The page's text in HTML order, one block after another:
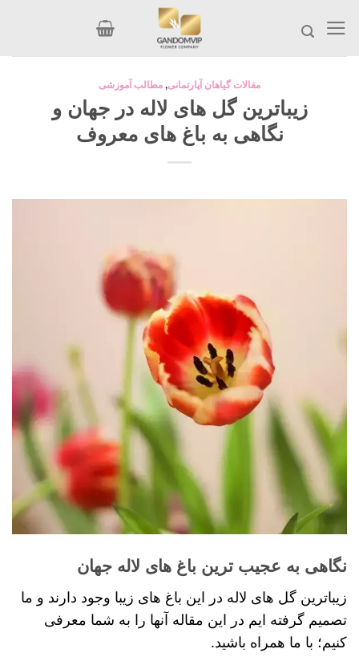
content
مقالات گیاهان آپارتمانی, مطالب آموزشی
زیباترین گل های لاله در جهان و
نگاهی به باغ های معروف
نگاهی به عجیب ترین باغ های لاله جهان
زیباترین گل های لاله در این باغ های زیبا وجود دارند و ما
تصمیم گرفته ایم در این مقاله آنها را به شما معرفی
کنیم؛ با ما همراه باشید.